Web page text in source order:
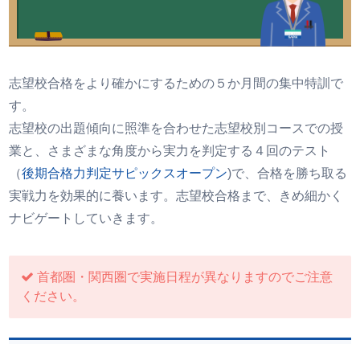
志望校合格をより確かにするための５か月間の集中特訓で
す。
志望校の出題傾向に照準を合わせた志望校別コースでの授
業と、さまざまな角度から実力を判定する４回のテスト
（後期合格力判定サピックスオープン)で、合格を勝ち取る
実戦力を効果的に養います。志望校合格まで、きめ細かく
ナビゲートしていきます。
首都圏・関西圏で実施日程が異なりますのでご注意
ください。